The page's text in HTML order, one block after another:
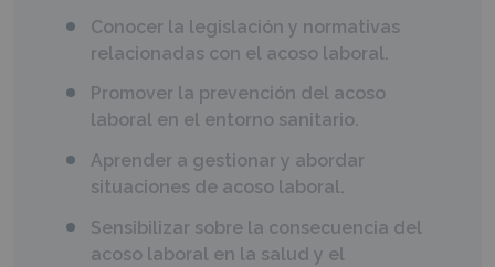
Conocer la legislación y normativas
relacionadas con el acoso laboral.
Promover la prevención del acoso
laboral en el entorno sanitario.
Aprender a gestionar y abordar
situaciones de acoso laboral.
Sensibilizar sobre la consecuencia del
acoso laboral en la salud y el